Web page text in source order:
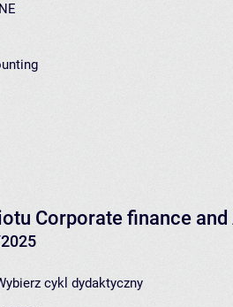
Corporate finance
cykl dydaktyczny